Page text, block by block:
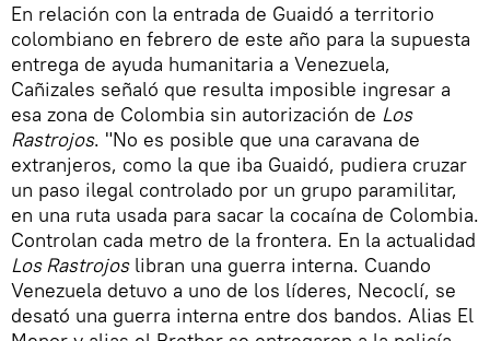
En relación con la entrada de Guaidó a territorio
colombiano en febrero de este año para la supuesta
entrega de ayuda humanitaria a Venezuela,
Cañizales señaló que resulta imposible ingresar a
esa zona de Colombia sin autorización de Los
Rastrojos. "No es posible que una caravana de
extranjeros, como la que iba Guaidó, pudiera cruzar
un paso ilegal controlado por un grupo paramilitar,
en una ruta usada para sacar la cocaína de Colombia.
Controlan cada metro de la frontera. En la actualidad
Los Rastrojoslibran una guerra interna. Cuando
Venezuela detuvo a uno de los líderes, Necoclí, se
desató una guerra interna entre dos bandos. Alias El